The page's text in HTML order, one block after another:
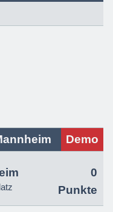
Demo
0
Punkte